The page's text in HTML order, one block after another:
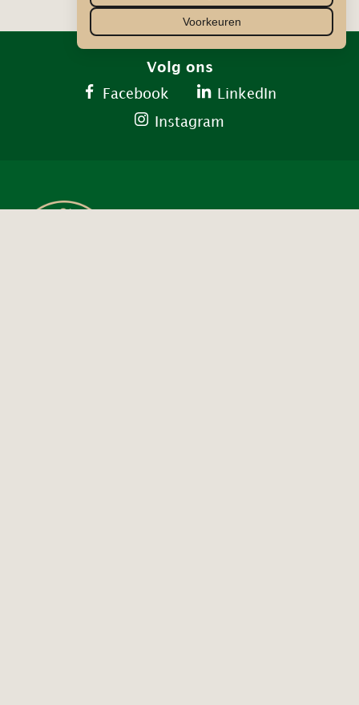
Volg ons
Facebook
LinkedIn
Instagram
Voorkeuren